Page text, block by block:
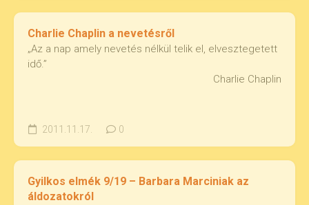
Charlie Chaplin a nevetésről
„Az a nap amely nevetés nélkül telik el, elvesztegetett
idő.”
Charlie Chaplin
2011.11.17. 0
Gyilkos elmék 9/19 – Barbara Marciniak az
áldozatokról